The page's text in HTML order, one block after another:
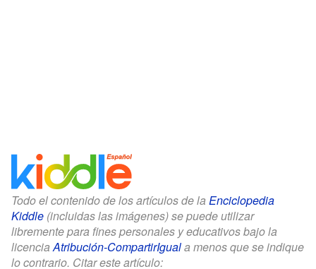
Todo el contenido de los artículos de la Enciclopedia
Kiddle (incluidas las imágenes) se puede utilizar
libremente para fines personales y educativos bajo la
licenciaAtribución-CompartirIguala menos que se indique
lo contrario. Citar este artículo: